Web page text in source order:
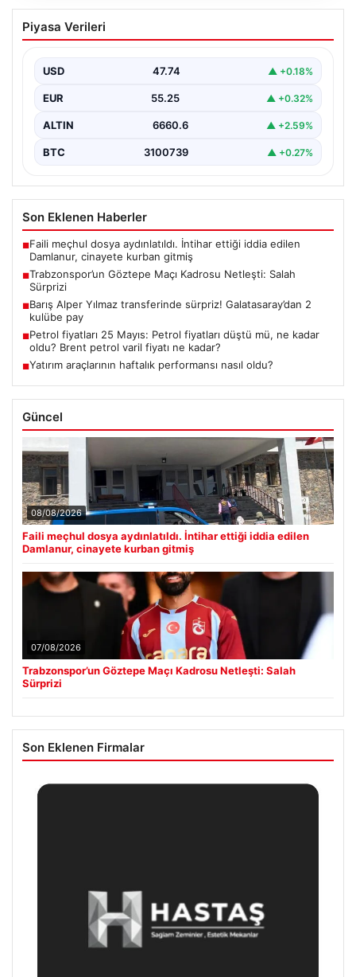
Trabzonspor’un Göztepe Maçı Kadrosu
Netleşti: Salah Sürprizi
veda edeceği jübile maçında yarın akşam kozlarını
paylaşacak.…
Piyasa Verileri
USD 47.74 ▲ +0.18%
EUR 55.25 ▲ +0.32%
ALTIN 6660.6 ▲ +2.59%
BTC 3100739 ▲ +0.27%
Son Eklenen Haberler
■Faili meçhul dosya aydınlatıldı. İntihar ettiği iddia edilen
Damlanur, cinayete kurban gitmiş
■Trabzonspor’un Göztepe Maçı Kadrosu Netleşti: Salah
Sürprizi
■Barış Alper Yılmaz transferinde sürpriz! Galatasaray’dan 2
kulübe pay
■Petrol fiyatları 25 Mayıs: Petrol fiyatları düştü mü, ne kadar
oldu? Brent petrol varil fiyatı ne kadar?
■Yatırım araçlarının haftalık performansı nasıl oldu?
Güncel
08/08/2026
Faili meçhul dosya aydınlatıldı. İntihar ettiği iddia edilen
Damlanur, cinayete kurban gitmiş
07/08/2026
Trabzonspor’un Göztepe Maçı Kadrosu Netleşti: Salah
Sürprizi
Son Eklenen Firmalar